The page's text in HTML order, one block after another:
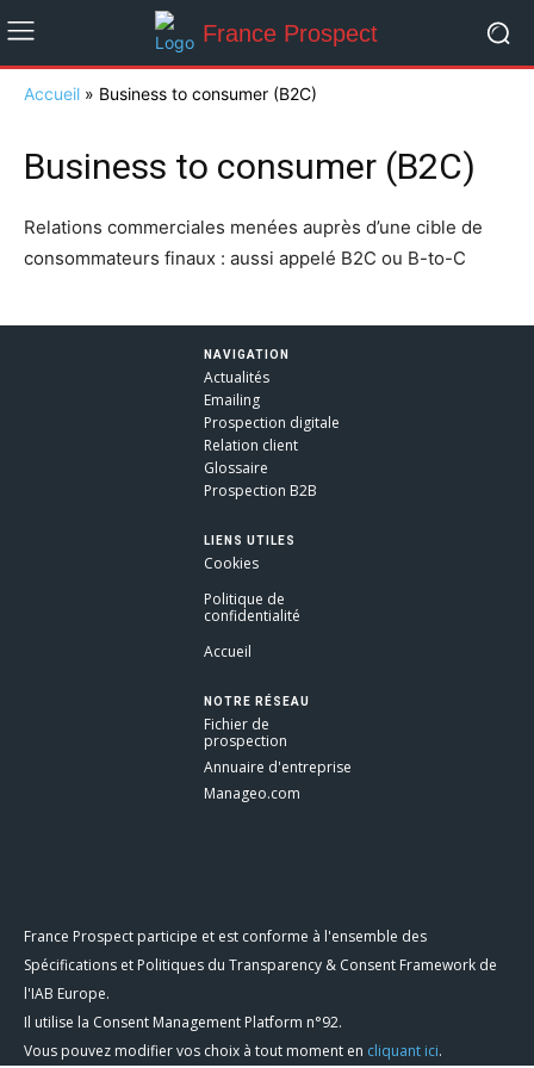
France Prospect
Accueil » Business to consumer (B2C)
Business to consumer (B2C)
Relations commerciales menées auprès d’une cible de
consommateurs finaux : aussi appelé B2C ou B-to-C
NAVIGATION
Actualités
Emailing
Prospection digitale
Relation client
Glossaire
Prospection B2B
LIENS UTILES
Cookies
Politique de
confidentialité
Accueil
NOTRE RÉSEAU
Fichier de
prospection
Annuaire d'entreprise
Manageo.com
France Prospect participe et est conforme à l'ensemble des
Spécifications et Politiques du Transparency & Consent Framework de
l'IAB Europe.
Il utilise la Consent Management Platform n°92.
Vous pouvez modifier vos choix à tout moment en cliquant ici.